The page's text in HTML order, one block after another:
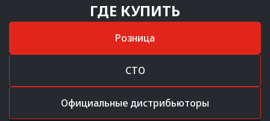
ГДЕ КУПИТЬ
Розница
СТО
Официальные дистрибьюторы